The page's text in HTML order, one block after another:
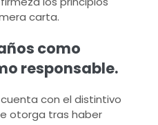
carta.
como
responsable.
con el distintivo
otorga tras haber